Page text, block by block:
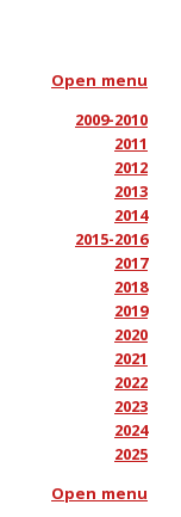
Open menu
2009-2010
2011
2012
2013
2014
2015-2016
2017
2018
2019
2020
2021
2022
2023
2024
2025
Open menu